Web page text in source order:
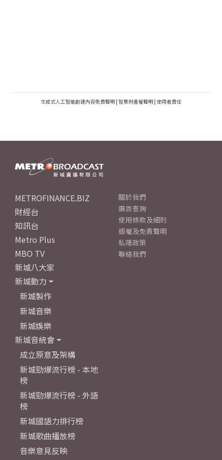
生成式人工智能創建內容免責聲明 | 智慧財產權聲明 | 使用者責任
METROFINANCE.BIZ
財經台
知訊台
Metro Plus
MBO TV
新城八大家
新城動力
新城製作
新城音樂
新城娛樂
新城音統會
成立原意及架構
新城勁爆流行榜 - 本地
榜
新城勁爆流行榜 - 外語
榜
新城國語力排行榜
新城歌曲播放榜
音樂意見反映
關於我們
廣告查詢
使用條款及細則
版權及免責聲明
私隱政策
聯絡我們